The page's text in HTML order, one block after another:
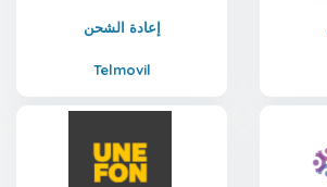
إعادة الشحن
Telmovil